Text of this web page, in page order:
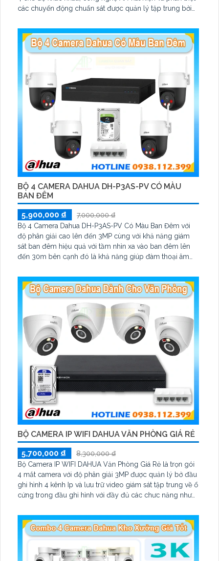
các chuyển động chuẩn sát được quản lý tập trung bởi
BỘ 4 CAMERA DAHUA DH-P3AS-PV CÓ MÀU
BAN ĐÊM
5,900,000 ₫
7,000,000 ₫
Bộ 4 Camera Dahua DH-P3AS-PV Có Màu Ban Đêm với
độ phân giải cao lên đến 3MP cùng với khả năng giám
sát ban đêm hiệu quả với tầm nhìn xa vào ban đêm lên
đến 30m bên cạnh đó là khả năng giúp đàm thoại âm
hiện xâm nhập
BỘ CAMERA IP WIFI DAHUA VĂN PHÒNG GIÁ RẺ
5,700,000 ₫
8,300,000 ₫
Bộ Camera IP WIFI DAHUA Văn Phòng Giá Rẻ là trọn gói
4 mắt camera với độ phân giải 3MP được quản lý bở đầu
ghi hình 4 kênh Ip và lưu trữ video giám sát tập trung về ổ
cứng trong đầu ghi hình với đầy đủ các chưc năng như
giám sát có màu vào ban đêm